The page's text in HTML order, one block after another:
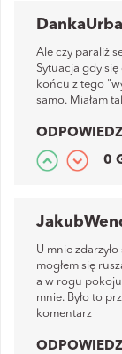
Ale czy paraliż
Sytuacja gdy się
końcu z tego
samo. Miałam
ODPOWIEDZ
0
U mnie
mogłem się
a w rogu pokoju
mnie. Było to
komentarz
ODPOWIEDZ